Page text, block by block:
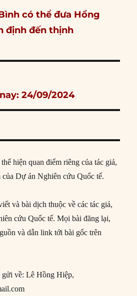
có thể đưa Hồng
định đến thịnh
24/09/2024
hiện quan điểm riêng của tác giả,
của Dự án Nghiên cứu Quốc tế.
và bài dịch thuộc về các tác giả,
cứu Quốc tế. Mọi bài đăng lại,
và dẫn link tới bài gốc trên
về: Lê Hồng Hiệp,